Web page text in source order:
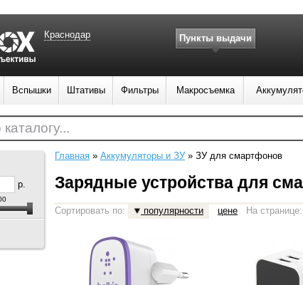
р.
Главная » Аккумуляторы и ЗУ » ЗУ для смартфонов
Зарядные устройства для
Сортировать по: популярности цене На странице:
Краснодар Пункты выдачи
Вспышки Штативы Фильтры Макросъемка